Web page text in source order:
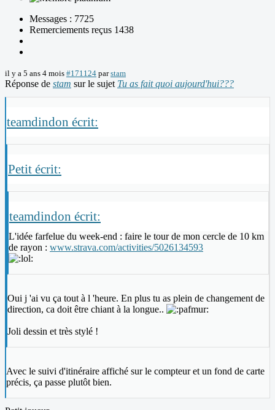
Messages : 7725
Remerciements reçus 1438
il y a 5 ans 4 mois #171124 parstam
Réponse de stam sur le sujet Tu as fait quoi aujourd'hui???
teamdindon écrit:
Petit écrit:
teamdindon écrit:
L'idée farfelue du week-end : faire le tour de mon cercle de 10 km
de rayon : www.strava.com/activities/5026134593
Oui j 'ai vu ça tout à l 'heure. En plus tu as plein de changement de
direction, ca doit être chiant à la longue..
Joli dessin et très stylé !
Avec le suivi d'itinéraire affiché sur le compteur et un fond de carte
précis, ça passe plutôt bien.